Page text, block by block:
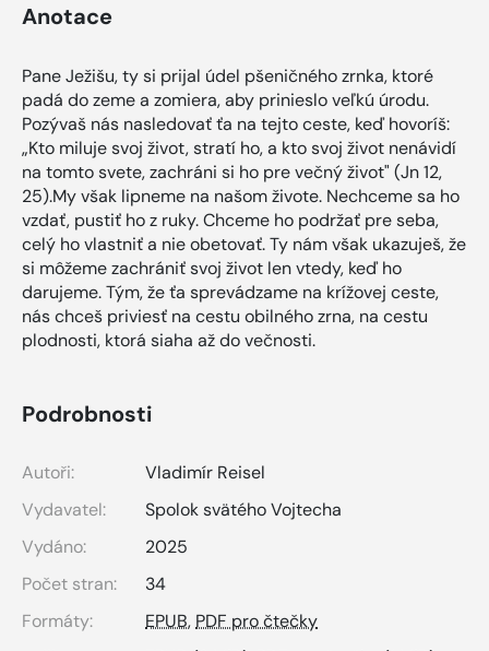
Anotace
Pane Ježišu, ty si prijal údel pšeničného zrnka, ktoré
padá do zeme a zomiera, aby prinieslo veľkú úrodu.
Pozývaš nás nasledovať ťa na tejto ceste, keď hovoríš:
„Kto miluje svoj život, stratí ho, a kto svoj život nenávidí
na tomto svete, zachráni si ho pre večný život" (Jn 12,
25).My však lipneme na našom živote. Nechceme sa ho
vzdať, pustiť ho z ruky. Chceme ho podržať pre seba,
celý ho vlastniť a nie obetovať. Ty nám však ukazuješ, že
si môžeme zachrániť svoj život len vtedy, keď ho
darujeme. Tým, že ťa sprevádzame na krížovej ceste,
nás chceš priviesť na cestu obilného zrna, na cestu
plodnosti, ktorá siaha až do večnosti.
Podrobnosti
Autoři:
Vladimír Reisel
Vydavatel:
Spolok svätého Vojtecha
Vydáno:
2025
Počet stran:
34
Formáty:
EPUB, PDF pro čtečky